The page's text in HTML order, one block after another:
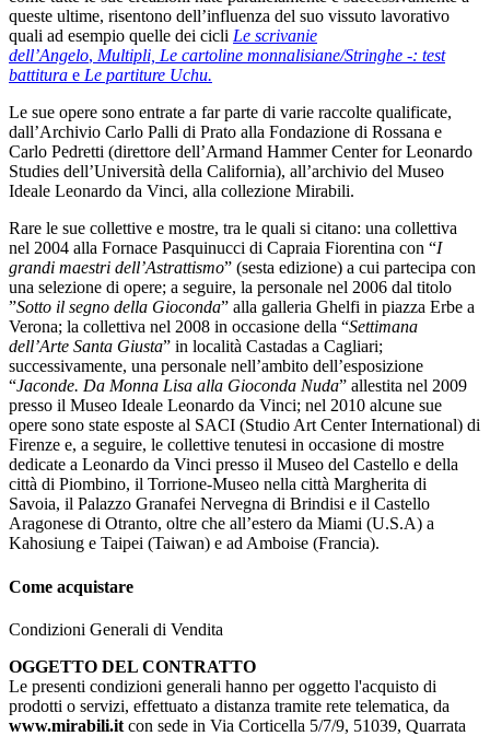
queste ultime, risentono dell’influenza del suo vissuto lavorativo
quali ad esempio quelle dei cicli Le scrivanie
dell’Angelo, Multipli, Le cartoline monnalisiane/Stringhe -: test
battitura e Le partiture Uchu.
Le sue opere sono entrate a far parte di varie raccolte qualificate,
dall’Archivio Carlo Palli di Prato alla Fondazione di Rossana e
Carlo Pedretti (direttore dell’Armand Hammer Center for Leonardo
Studies dell’Università della California), all’archivio del Museo
Ideale Leonardo da Vinci, alla collezione Mirabili.
Rare le sue collettive e mostre, tra le quali si citano: una collettiva
nel 2004 alla Fornace Pasquinucci di Capraia Fiorentina con “I
grandi maestri dell’Astrattismo” (sesta edizione) a cui partecipa con
una selezione di opere; a seguire, la personale nel 2006 dal titolo
”Sotto il segno della Gioconda” alla galleria Ghelfi in piazza Erbe a
Verona; la collettiva nel 2008 in occasione della “Settimana
dell’Arte Santa Giusta” in località Castadas a Cagliari;
successivamente, una personale nell’ambito dell’esposizione
“Jaconde. Da Monna Lisa alla Gioconda Nuda” allestita nel 2009
presso il Museo Ideale Leonardo da Vinci; nel 2010 alcune sue
opere sono state esposte al SACI (Studio Art Center International) di
Firenze e, a seguire, le collettive tenutesi in occasione di mostre
dedicate a Leonardo da Vinci presso il Museo del Castello e della
città di Piombino, il Torrione-Museo nella città Margherita di
Savoia, il Palazzo Granafei Nervegna di Brindisi e il Castello
Aragonese di Otranto, oltre che all’estero da Miami (U.S.A) a
Kahosiung e Taipei (Taiwan) e ad Amboise (Francia).
Come acquistare
Condizioni Generali di Vendita
OGGETTO DEL CONTRATTO
Le presenti condizioni generali hanno per oggetto l'acquisto di
prodotti o servizi, effettuato a distanza tramite rete telematica, da
www.mirabili.it con sede in Via Corticella 5/7/9, 51039, Quarrata